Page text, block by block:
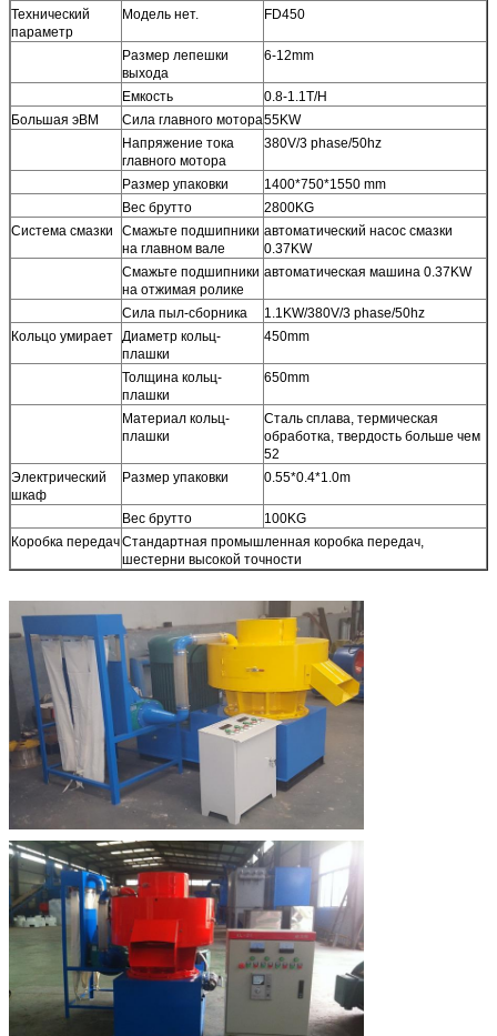
Технический
параметр
Модель нет. FD450
Размер лепешки
выхода
6-12mm
Емкость
0.8-1.1T/H
Большая эВМ
Сила главного мотора55KW
Напряжение тока
главного мотора
380V/3 phase/50hz
Размер упаковки
1400*750*1550 mm
Вес брутто
2800KG
Система смазки
Смажьте подшипники
на главном вале
автоматический насос смазки
0.37KW
Смажьте подшипники
на отжимая ролике
автоматическая машина 0.37KW
Сила пыл-сборника
1.1KW/380V/3 phase/50hz
Кольцо умирает Диаметр кольц-
плашки
450mm
Толщина кольц-
плашки
650mm
Материал кольц-
плашки
Сталь сплава, термическая
обработка, твердость больше чем
52
Электрический
шкаф
Размер упаковки 0.55*0.4*1.0m
Вес брутто
100KG
Коробка передачСтандартная промышленная коробка передач,
шестерни высокой точности